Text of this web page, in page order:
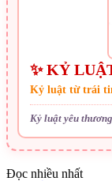
✨ KỶ
Kỷ luật từ trái
Kỷ luật yêu
Đọc nhiều nhất